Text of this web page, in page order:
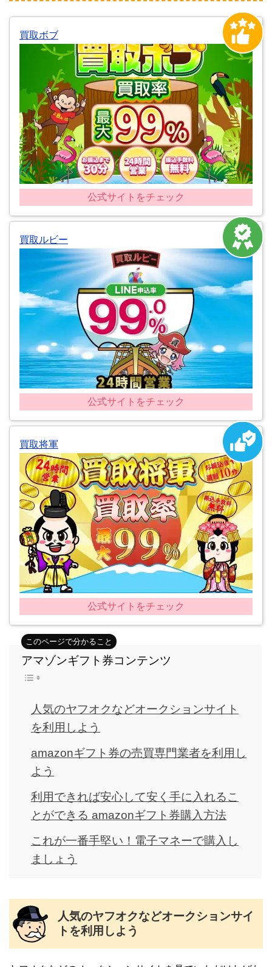
買取ボブ
公式サイトをチェック
買取ルビー
公式サイトをチェック
買取将軍
公式サイトをチェック
アマゾンギフト券コンテンツ
人気のヤフオクなどオークションサイト
を利用しよう
amazonギフト券の売買専門業者を利用し
よう
利用できれば安心して安く手に入れるこ
とができる amazonギフト券購入方法
これが一番手堅い！電子マネーで購入し
ましょう
人気のヤフオクなどオークションサイ
トを利用しよう